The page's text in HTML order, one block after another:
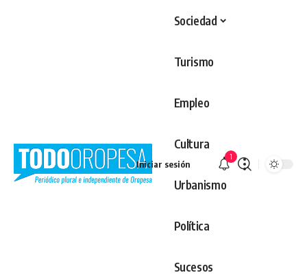
Sociedad
Turismo
Empleo
Cultura
Urbanismo
Política
Sucesos
Iniciar sesión
1